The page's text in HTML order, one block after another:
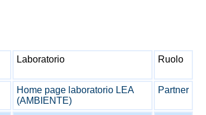
Laboratorio Ruolo
Home page laboratorio LEA
(AMBIENTE)
Partner